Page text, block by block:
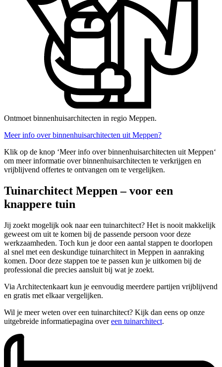
Ontmoet binnenhuisarchitecten in regio Meppen.
Meer info over binnenhuisarchitecten uit Meppen?
Klik op de knop ‘Meer info over binnenhuisarchitecten uit Meppen‘
om meer informatie over binnenhuisarchitecten te verkrijgen en
vrijblijvend offertes te ontvangen om te vergelijken.
Tuinarchitect Meppen – voor een
knappere tuin
Jij zoekt mogelijk ook naar een tuinarchitect? Het is nooit makkelijk
geweest om uit te komen bij de passende persoon voor deze
werkzaamheden. Toch kun je door een aantal stappen te doorlopen
al snel met een deskundige tuinarchitect in Meppen in aanraking
komen. Door deze stappen toe te passen kun je uitkomen bij de
professional die precies aansluit bij wat je zoekt.
Via Architectenkaart kun je eenvoudig meerdere partijen vrijblijvend
en gratis met elkaar vergelijken.
Wil je meer weten over een tuinarchitect? Kijk dan eens op onze
uitgebreide informatiepagina overeen tuinarchitect.